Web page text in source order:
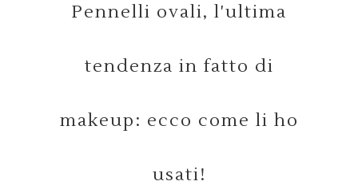
Pennelli ovali, l'ultima
tendenza in fatto di
makeup: ecco come li ho
usati!